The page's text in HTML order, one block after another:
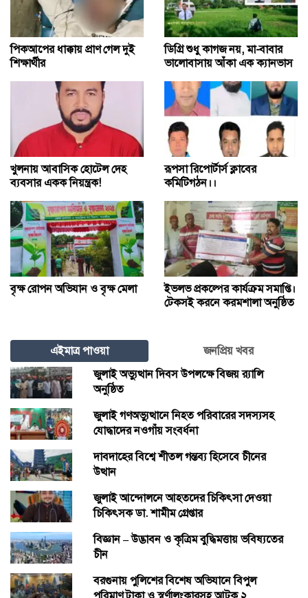
পিকআপের ধাক্কায় প্রাণ গেল দুই
শিক্ষার্থীর
ডিগ্রি শুধু কাগজ নয়, মা-বাবার
ভালোবাসায় আঁকা এক ক্যানভাস
খুলনায় আবাসিক হোটেল দেহ
ব্যবসার একক নিয়ন্ত্রক!
রূপসা রিপোর্টার্স ক্লাবের
কমিটিগঠন।।
বৃক্ষ রোপন অভিযান ও বৃক্ষ মেলা
ইভলভ প্রকল্পের কার্যক্রম সমাপ্তি।
টেকসই করনে করমশালা অনুষ্ঠিত
এইমাত্র পাওয়া
জনপ্রিয় খবর
জুলাই অভ্যুত্থান দিবস উপলক্ষে বিজয় র‍্যালি
অনুষ্ঠিত
জুলাই গণঅভ্যুত্থানে নিহত পরিবারের সদস্যসহ
যোদ্ধাদের নওগাঁয় সংবর্ধনা
দাবদাহের বিশ্বে শীতল গন্তব্য হিসেবে চীনের
উত্থান
জুলাই আন্দোলনে আহতদের চিকিৎসা দেওয়া
চিকিৎসক ডা. শামীম গ্রেপ্তার
বিজ্ঞান – উদ্ভাবন ও কৃত্রিম বুদ্ধিমত্তায় ভবিষ্যতের
চীন
বরগুনায় পুলিশের বিশেষ অভিযানে বিপুল